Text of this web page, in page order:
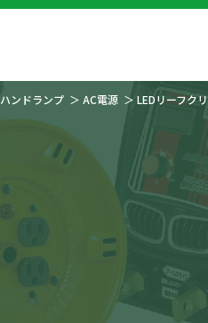
ハンドランプ AC電源 LEDリーフク